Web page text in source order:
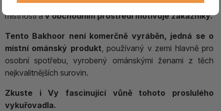
Bakhoor velmi dobře neutralizuje pachy, dezinfikuje
místnosti av obchodním prostředí motivuje zákazníky.
Tento Bakhoor není komerčně vyráběn, jedná se o
místní ománský produkt, používaný v zemi hlavně pro
osobní spotřebu, vyrobený ománskými ženami z těch
nejkvalitnějších surovin.
Zkuste i Vy fascinující vůně tohoto proslulého
vykuřovadla.